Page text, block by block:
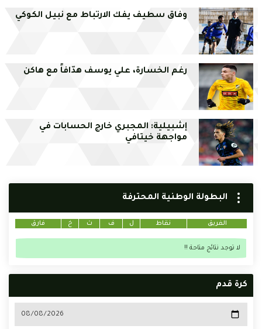
وفاق سطيف يفك الارتباط مع نبيل الكوكي
رغم الخسارة، علي يوسف هدّافاً مع هاكن
إشبيلية: المجبري خارج الحسابات في
مواجهة خيتافي
البطولة الوطنية المحترفة
الفريق نقاط ل ف ت خ فارق
لا توجد نتائج متاحة !!
كرة قدم